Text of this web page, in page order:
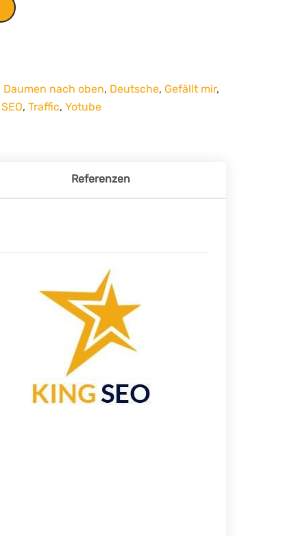
Daumen nach oben, Deutsche, Gefällt mir,
SEO, Traffic, Yotube
Referenzen